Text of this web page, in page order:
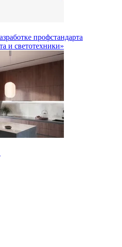
профстандарта
и светотехники»